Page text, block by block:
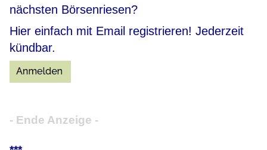
nächsten Börsenriesen?
Hier einfach mit Email registrieren! Jederzeit
kündbar.
- Ende Anzeige -